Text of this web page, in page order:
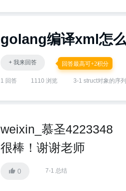
golang编译xml怎
+ 我来回答 回答最高可+2积分
1 回答 1110 浏览 3-1 struct对象的序
weixin_慕圣4223348
很棒！谢谢老师
0 7-1 总结